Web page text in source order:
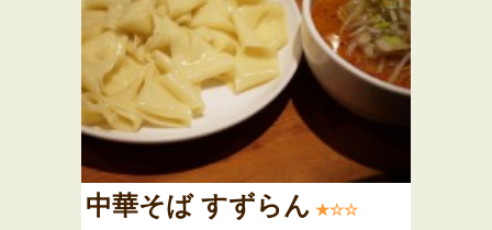
中華そば すずらん ★☆☆